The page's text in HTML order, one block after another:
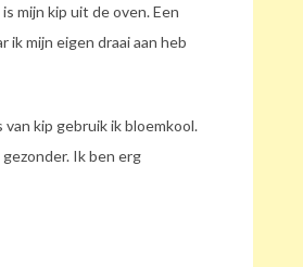
mijn kip uit de oven. Een
mijn eigen draai aan heb
kip gebruik ik bloemkool.
Ik ben erg